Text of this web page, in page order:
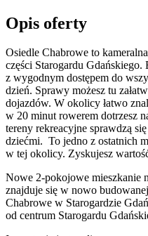
Opis oferty
Osiedle Chabrowe to
części Starogardu
z wygodnym dostępem do
dzień. Sprawy możesz tu
dojazdów. W okolicy łatwo
w 20 minut rowerem dotrzesz
tereny rekreacyjne sprawdzą
dziećmi. To jedno z ostatnich
w tej okolicy. Zyskujesz
Nowe 2-pokojowe mieszkanie
znajduje się w nowo budowanej
Chabrowe w Starogardzie
od centrum Starogardu